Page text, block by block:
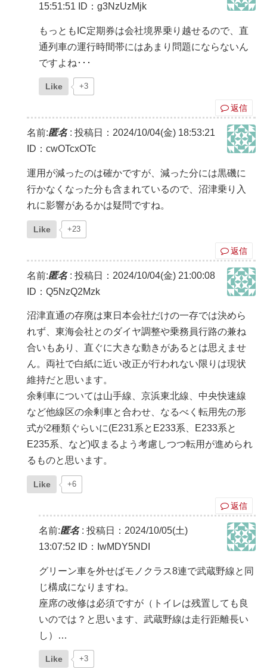
15:51:51
ID：g3NzUzMjk
もっともIC定期券は会社境界乗り越せるので、直
通列車の運行時間帯にはあまり問題にならないん
ですよね･･･
Like +3
返信
名前:匿名: 投稿日：2024/10/04(金) 18:53:21
ID：cwOTcxOTc
運用が減ったのは確かですが、減った分には黒磯に
行かなくなった分も含まれているので、沼津乗り入
れに影響があるかは疑問ですね。
Like +23
返信
名前:匿名: 投稿日：2024/10/04(金) 21:00:08
ID：Q5NzQ2Mzk
沼津直通の存廃は東日本会社だけの一存では決めら
れず、東海会社とのダイヤ調整や乗務員行路の兼ね
合いもあり、直ぐに大きな動きがあるとは思えませ
ん。両社で白紙に近い改正が行われない限りは現状
維持だと思います。
余剰車については山手線、京浜東北線、中央快速線
など他線区の余剰車と合わせ、なるべく転用先の形
式が2種類ぐらいに(E231系とE233系、E233系と
E235系、など)収まるよう考慮しつつ転用が進められ
るものと思います。
Like +6
返信
名前:匿名: 投稿日：2024/10/05(土)
13:07:52
ID：IwMDY5NDI
グリーン車を外せばモノクラス8連で武蔵野線と同
じ構成になりますね。
座席の改修は必須ですが（トイレは残置しても良
いのでは？と思います、武蔵野線は走行距離長い
し）…
Like +3